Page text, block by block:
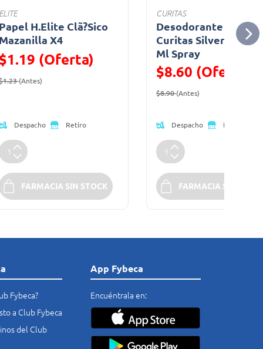
H.Elite Clã?Sico
X4
(Oferta)
reducido de
(Antes)
Despacho Retiro
FARMACIA SIN STOCK
CURITAS
Desodorante De Pies
Curitas Silver Act
Ml Spray
$8.60 (Oferta)
Precio reducido de
$8.90(Antes)
Despacho Retiro
FARMACIA SIN
Fybeca?
a Club Fybeca
del Club
App Fybeca
Encuéntrala en: